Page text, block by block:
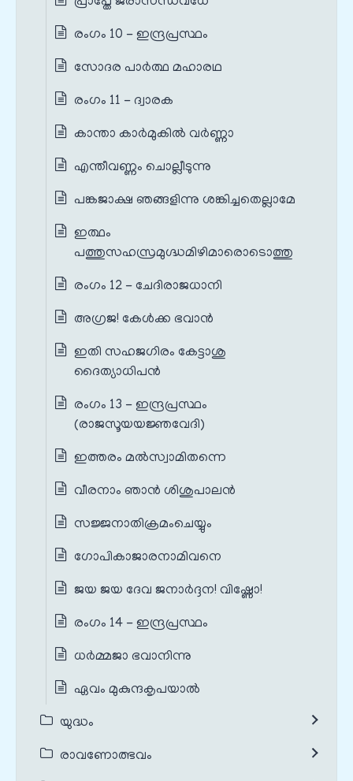
രംഗം 10 - ഇന്ദ്രപ്രസ്ഥം
സോദര പാർത്ഥ മഹാരഥ
രംഗം 11 - ദ്വാരക
കാന്താ കാർമുകിൽ വര്‍ണ്ണാ
എന്തീവണ്ണം ചൊല്ലീടുന്നു
പങ്കജാക്ഷ ഞങ്ങളിന്നു ശങ്കിച്ചതെല്ലാമേ
ഇത്ഥം
പത്തുസഹസ്രമുഗ്ദ്ധമിഴിമാരൊടൊത്തു
രംഗം 12 - ചേദിരാജധാനി
അഗ്രജ! കേൾക്ക ഭവാൻ
ഇതി സഹജഗിരം കേട്ടാശു
ദൈത്യാധിപൻ
രംഗം 13 - ഇന്ദ്രപ്രസ്ഥം
(രാജസൂയയജ്ഞവേദി)
ഇത്തരം മൽസ്വാമിതന്നെ
വീരനാം ഞാൻ ശിശുപാലൻ
സജ്ജനാതിക്രമംചെയ്യും
ഗോപികാജാരനാമിവനെ
ജയ ജയ ദേവ ജനാർദ്ദന! വിഷ്ണോ!
രംഗം 14 - ഇന്ദ്രപ്രസ്ഥം
ധർമ്മജാ ഭവാനിന്നു
ഏവം മുകുന്ദകൃപയാൽ
യുദ്ധം
രാവണോത്ഭവം